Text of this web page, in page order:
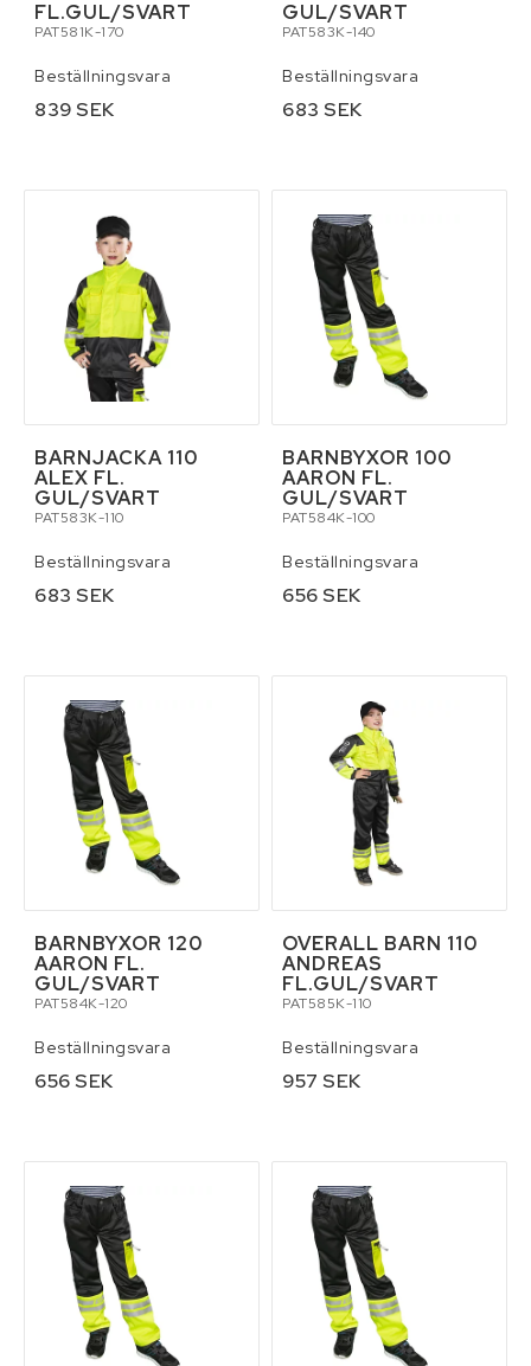
FL.GUL/SVART
PAT581K-170
Beställningsvara
839 SEK
GUL/SVART
PAT583K-140
Beställningsvara
683 SEK
BARNJACKA 110
ALEX FL.
GUL/SVART
PAT583K-110
Beställningsvara
683 SEK
BARNBYXOR 100
AARON FL.
GUL/SVART
PAT584K-100
Beställningsvara
656 SEK
BARNBYXOR 120
AARON FL.
GUL/SVART
PAT584K-120
Beställningsvara
656 SEK
OVERALL BARN 110
ANDREAS
FL.GUL/SVART
PAT585K-110
Beställningsvara
957 SEK